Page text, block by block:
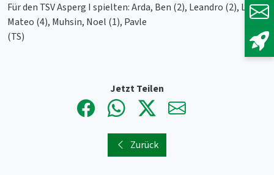
Für den TSV Asperg I spielten: Arda, Ben (2), Leandro (2), Leon,
Mateo (4), Muhsin, Noel (1), Pavle
(TS)
Jetzt Teilen
Zurück